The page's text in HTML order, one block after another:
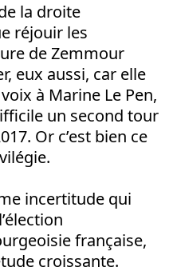
la droite
réjouir les
de Zemmour
eux aussi, car elle
à Marine Le Pen,
un second tour
Or c’est bien ce
incertitude qui
française,
croissante.